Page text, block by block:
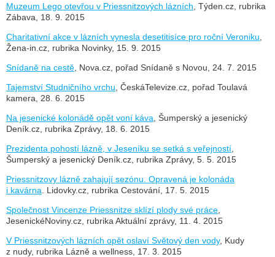
Muzeum Lego otevřou v Priessnitzových lázních , Týden.cz, rubrika
Zábava, 18. 9. 2015
Charitativní akce v lázních vynesla desetitisíce pro roční Veroniku
Žena-in.cz, rubrika Novinky, 15. 9. 2015
Snídaně na cestě , Nova.cz, pořad Snídaně s Novou, 24. 7. 2015
Tajemství Studničního vrchu , ČeskáTelevize.cz, pořad Toulavá
kamera, 28. 6. 2015
Na jesenické kolonádě opět voní káva , Šumperský a jesenický
Deník.cz, rubrika Zprávy, 18. 6. 2015
Prezidenta pohostí lázně, v Jeseníku se setká s veřejností
Šumperský a jesenický Deník.cz, rubrika Zprávy, 5. 5. 2015
Priessnitzovy lázně zahajují sezónu. Opravená je kolonáda
i kavárna . Lidovky.cz, rubrika Cestování, 17. 5. 2015
Společnost Vincenze Priessnitze sklízí plody své práce
JesenickéNoviny.cz, rubrika Aktuální zprávy, 11. 4. 2015
V Priessnitzových lázních opět oslaví Světový den vody, Kudy
z nudy, rubrika Lázně a wellness, 17. 3. 2015